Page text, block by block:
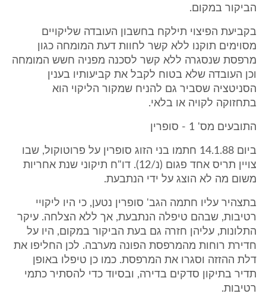
הביקור במקום.
בקביעת הפיצוי תילקח בחשבון העובדה שליקויים
מסוימים תוקנו ללא קשר לחוות דעת המומחה כגון
מרפסת שנסגרה ללא קשר לסכנה מפניה חשש המומחה
וכן העובדה שלא בטוח לקבל את קביעותיו בענין
הסניטציה שסביר גם להניח שמקור הליקוי הוא
בתחזוקה לקויה או בלאי.
התובעים מס' 1 - סופרין
ביום 14.1.88 חתמו בני הזוג סופרין על פרוטוקול, שבו
צויין תריס אחד פגום (נ/12). דו"ח תיקוני שנת אחריות
משום מה לא הוצג על ידי הנתבעת.
בתצהיר עליו חתמה הגב' סופרין נטען, כי היו ליקויי
רטיבות, שבהם טיפלה הנתבעת, אך ללא הצלחה. עיקר
התלונות, עליהן חזרה גם בעת הביקור במקום, היו על
חדירת רוחות מהמרפסת הפונה מערבה. לכן החליפו את
דלת ההזזה וסגרו את המרפסת. כמו כן טיפלו באופן
תדיר בתיקון סדקים בדירה, ובסיוד כדי להסתיר כתמי
רטיבות.